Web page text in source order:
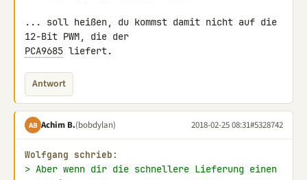
... soll heißen, du kommst damit nicht auf die
PCA9685 liefert.
Antwort
AB Achim B.(bobdylan) 2018-02-25 08:31#5328742
Wolfgang schrieb:
> Aber wenn dir die schnellere Lieferung einen